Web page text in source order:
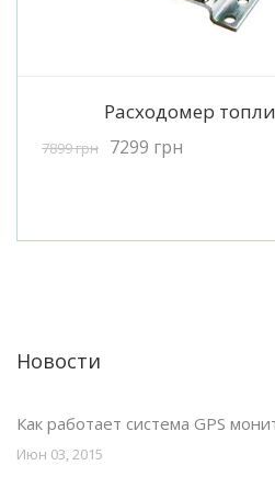
Расходомер
7899грн 7299 грн
Новости
Как работает система GPS
Июн 03, 2015